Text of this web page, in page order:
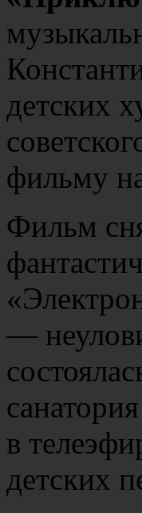
детских
фильму
Фильм
—
в
детских